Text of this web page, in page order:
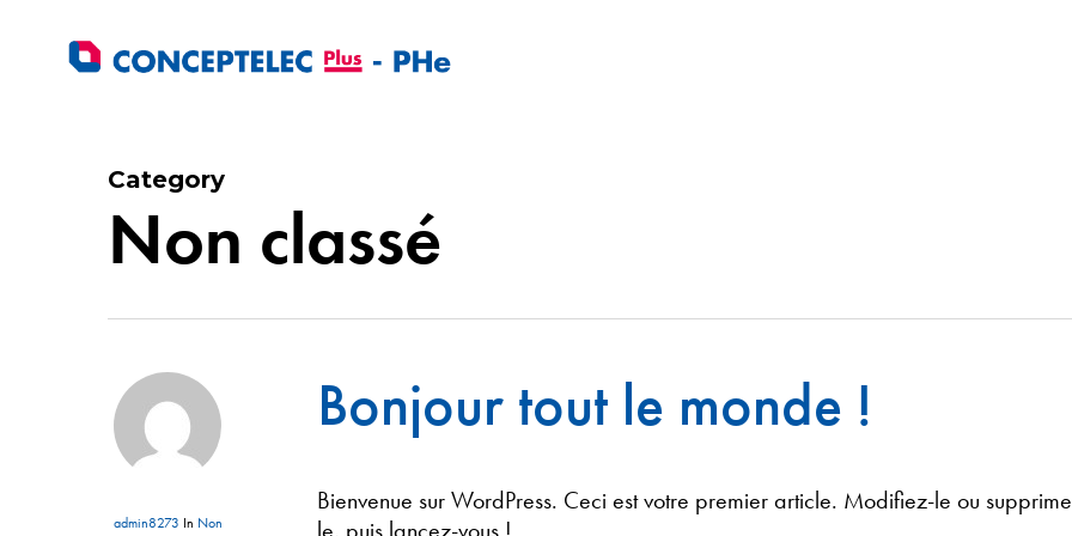
Category
Non classé
admin8273 In Non
Bonjour tout le monde !
Bienvenue sur WordPress. Ceci est votre premier article. Modifiez-le ou